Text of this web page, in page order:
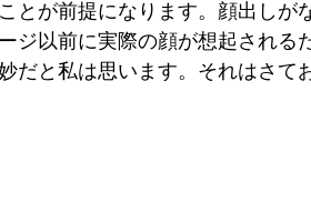
とが前提になります。顔出しが
ジ以前に実際の顔が想起され
だと私は思います。それはさて